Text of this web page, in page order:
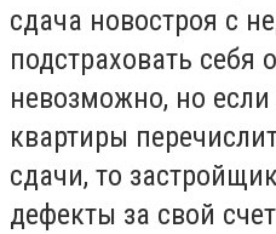
сдача новостроя с
подстраховать себя
невозможно, но
квартиры
сдачи, то
дефекты за свой